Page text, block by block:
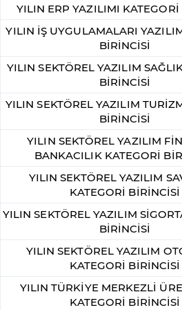
YILIN ERP YAZILIMI
YILIN İŞ UYGULAMALARI
BİRİNCİSİ
YILIN SEKTÖREL YAZILIM
BİRİNCİSİ
YILIN SEKTÖREL YAZILIM
BİRİNCİSİ
YILIN SEKTÖREL YAZILIM
BANKACILIK KATEGORİ
YILIN SEKTÖREL YAZILIM
KATEGORİ BİRİNCİSİ
YILIN SEKTÖREL YAZILIM
BİRİNCİSİ
YILIN SEKTÖREL YAZILIM
KATEGORİ BİRİNCİSİ
YILIN TÜRKİYE MERKEZLİ
KATEGORİ BİRİNCİSİ